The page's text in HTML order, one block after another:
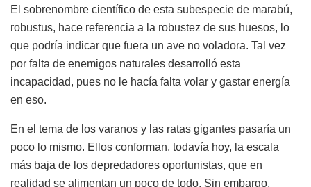
El sobrenombre científico de esta subespecie de marabú,
robustus, hace referencia a la robustez de sus huesos, lo
que podría indicar que fuera un ave no voladora. Tal vez
por falta de enemigos naturales desarrolló esta
incapacidad, pues no le hacía falta volar y gastar energía
en eso.
En el tema de los varanos y las ratas gigantes pasaría un
poco lo mismo. Ellos conforman, todavía hoy, la escala
más baja de los depredadores oportunistas, que en
realidad se alimentan un poco de todo. Sin embargo,